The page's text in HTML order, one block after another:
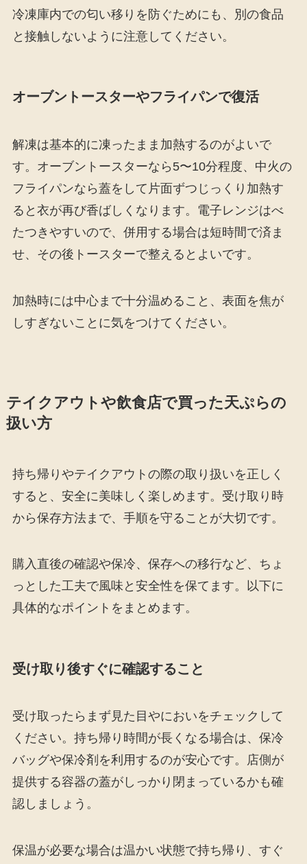
冷凍庫内での匂い移りを防ぐためにも、別の食品
と接触しないように注意してください。
オーブントースターやフライパンで復活
解凍は基本的に凍ったまま加熱するのがよいで
す。オーブントースターなら5〜10分程度、中火の
フライパンなら蓋をして片面ずつじっくり加熱す
ると衣が再び香ばしくなります。電子レンジはべ
たつきやすいので、併用する場合は短時間で済ま
せ、その後トースターで整えるとよいです。
加熱時には中心まで十分温めること、表面を焦が
しすぎないことに気をつけてください。
テイクアウトや飲食店で買った天ぷらの
扱い方
持ち帰りやテイクアウトの際の取り扱いを正しく
すると、安全に美味しく楽しめます。受け取り時
から保存方法まで、手順を守ることが大切です。
購入直後の確認や保冷、保存への移行など、ちょ
っとした工夫で風味と安全性を保てます。以下に
具体的なポイントをまとめます。
受け取り後すぐに確認すること
受け取ったらまず見た目やにおいをチェックして
ください。持ち帰り時間が長くなる場合は、保冷
バッグや保冷剤を利用するのが安心です。店側が
提供する容器の蓋がしっかり閉まっているかも確
認しましょう。
保温が必要な場合は温かい状態で持ち帰り、すぐ